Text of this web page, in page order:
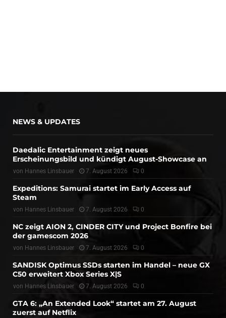
NEWS & UPDATES
Daedalic Entertainment zeigt neues
Erscheinungsbild und kündigt August-Showcase an
von Hannes Linsbauer 7. August 2026 0
Expeditions: Samurai startet im Early Access auf
Steam
von Hannes Linsbauer 7. August 2026 0
NC zeigt AION 2, CINDER CITY und Project Bonfire bei
der gamescom 2026
von Hannes Linsbauer 7. August 2026 0
SANDISK Optimus SSDs starten im Handel – neue GX
C50 erweitert Xbox Series X|S
von Hannes Linsbauer 7. August 2026 0
GTA 6: „An Extended Look“ startet am 27. August
zuerst auf Netflix